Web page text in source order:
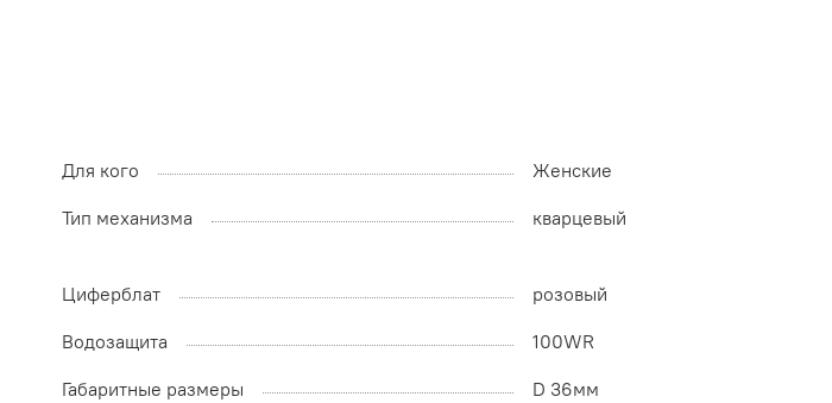
Для кого
Женские
Тип механизма кварцевый
Циферблат
розовый
Водозащита
100WR
Габаритные размеры D 36мм